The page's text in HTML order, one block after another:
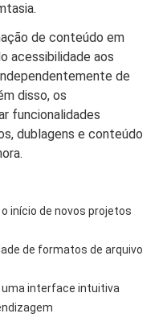
de conteúdo em
acessibilidade aos
de
disso, os
funcionalidades
dublagens e conteúdo
início de novos projetos
de formatos de arquivo
interface intuitiva